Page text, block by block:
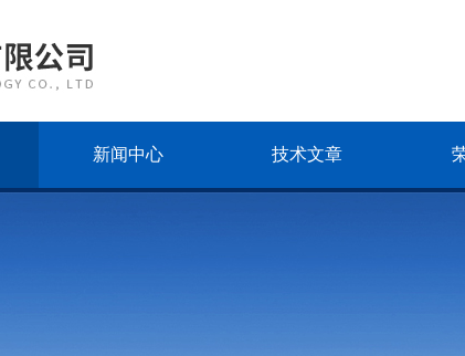
新闻中心 技术文章